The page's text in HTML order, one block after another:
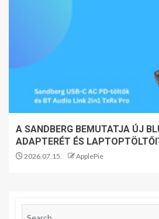
A SANDBERG BEMUTATJA ÚJ
ADAPTERÉT ÉS
2026.07.15. ApplePie